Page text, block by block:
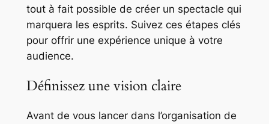
tout à fait possible de créer un spectacle qui
marquera les esprits. Suivez ces étapes clés
pour offrir une expérience unique à votre
audience.
Définissez une vision claire
Avant de vous lancer dans l’organisation de